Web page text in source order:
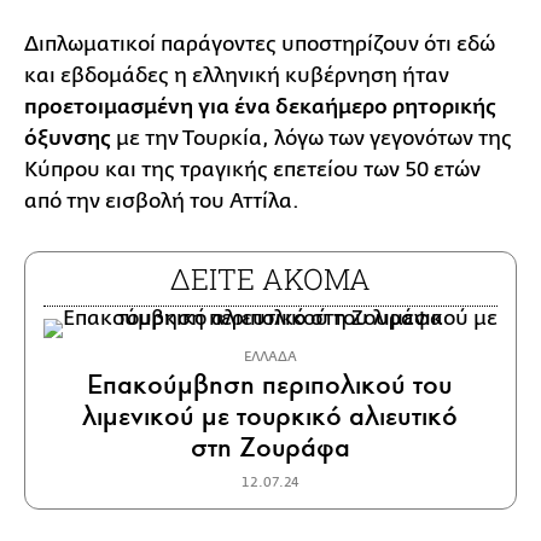
Διπλωματικοί παράγοντες υποστηρίζουν ότι εδώ
και εβδομάδες η ελληνική κυβέρνηση ήταν
προετοιμασμένη για ένα δεκαήμερο ρητορικής
όξυνσης με την Τουρκία, λόγω των γεγονότων της
Κύπρου και της τραγικής επετείου των 50 ετών
από την εισβολή του Αττίλα.
ΔΕΙΤΕ ΑΚΟΜΑ
ΕΛΛΑΔΑ
Επακούμβηση περιπολικού του
λιμενικού με τουρκικό αλιευτικό
στη Ζουράφα
12.07.24